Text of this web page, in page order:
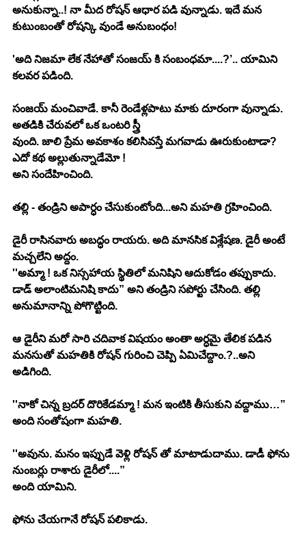
అనుకున్నా..! నా మీద రోషన్ ఆధార పడి వున్నాడు. ఇదే మన
కుటుంబంతో రోషన్కి వుండే అనుబంధం!
'అది నిజమా లేక నేహాతో సంజయ్ కి సంబంధమా....?’.. యామిని
కలవర పడింది.
సంజయ్ మంచివాడే. కానీ రెండేళ్లపాటు మాకు దూరంగా వున్నాడు.
అతడికి చేరువలో ఒక ఒంటరి స్త్రీ
వుంది. జాలి ప్రేమ అవకాశం కలిసివస్తే మగవాడు ఊరుకుంటాడా?
ఎదో కథ అల్లుతున్నాడేమో !
అని సందేహించింది.
తల్లి - తండ్రిని అపార్ధం చేసుకుంటోంది...అని మహతి గ్రహించింది.
డైరీ రాసినవారు అబద్ధం రాయరు. అది మానసిక విశ్లేషణ. డైరీ అంటే
మచ్చలేని అద్దం.
''అమ్మా ! ఒక నిస్సహాయ స్థితిలో మనిషిని ఆదుకోడం తప్పుకాదు.
డాడ్ అలాంటిమనిషి కాదు” అని తండ్రిని సపోర్టు చేసింది. తల్లి
అనుమానాన్ని పోగొట్టింది.
ఆ డైరీని మరో సారి చదివాక విషయం అంతా అర్ధమై తేలిక పడిన
మనసుతో మహతికి రోషన్ గురించి చెప్పి ఏమిచేద్దాం.?..అని
అడిగింది.
''నాకో చిన్న బ్రదర్ దొరికేడమ్మా ! మన ఇంటికి తీసుకుని వద్దాము…”
అంది సంతోషంగా మహతి.
''అవును. మనం ఇప్పుడే వెళ్లి రోషన్ తో మాటాడుదాము. డాడీ ఫోను
నుంబర్లు రాశారు డైరీలో....”
అంది యామిని.
ఫోను చేయగానే రోషన్ పలికాడు.